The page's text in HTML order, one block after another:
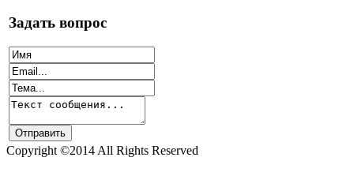
Задать вопрос
Copyright ©2014 All Rights Reserved